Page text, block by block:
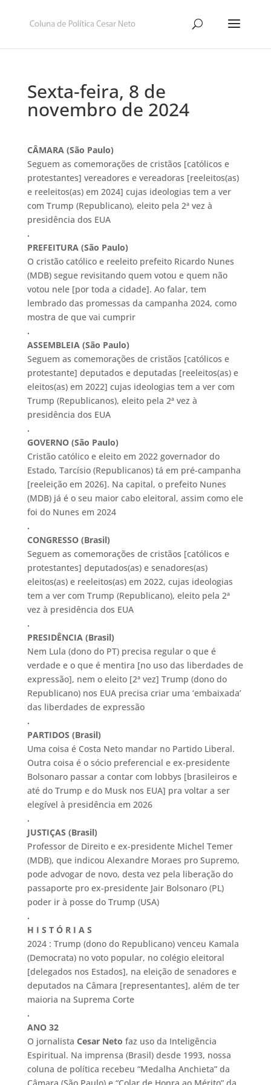
Sexta-feira, 8 de
novembro de 2024
CÂMARA (São Paulo)
Seguem as comemorações de cristãos [católicos e
protestantes] vereadores e vereadoras [reeleitos(as)
e reeleitos(as) em 2024] cujas ideologias tem a ver
com Trump (Republicano), eleito pela 2ª vez à
presidência dos EUA
.
PREFEITURA (São Paulo)
O cristão católico e reeleito prefeito Ricardo Nunes
(MDB) segue revisitando quem votou e quem não
votou nele [por toda a cidade]. Ao falar, tem
lembrado das promessas da campanha 2024, como
mostra de que vai cumprir
.
ASSEMBLEIA (São Paulo)
Seguem as comemorações de cristãos [católicos e
protestante] deputados e deputadas [reeleitos(as) e
eleitos(as) em 2022] cujas ideologias tem a ver com
Trump (Republicanos), eleito pela 2ª vez à
presidência dos EUA
.
GOVERNO (São Paulo)
Cristão católico e eleito em 2022 governador do
Estado, Tarcísio (Republicanos) tá em pré-campanha
[reeleição em 2026]. Na capital, o prefeito Nunes
(MDB) já é o seu maior cabo eleitoral, assim como ele
foi do Nunes em 2024
.
CONGRESSO (Brasil)
Seguem as comemorações de cristãos [católicos e
protestantes] deputados(as) e senadores(as)
eleitos(as) e reeleitos(as) em 2022, cujas ideologias
tem a ver com Trump (Republicano), eleito pela 2ª
vez à presidência dos EUA
.
PRESIDÊNCIA (Brasil)
Nem Lula (dono do PT) precisa regular o que é
verdade e o que é mentira [no uso das liberdades de
expressão], nem o eleito [2ª vez] Trump (dono do
Republicano) nos EUA precisa criar uma ‘embaixada’
das liberdades de expressão
.
PARTIDOS (Brasil)
Uma coisa é Costa Neto mandar no Partido Liberal.
Outra coisa é o sócio preferencial e ex-presidente
Bolsonaro passar a contar com lobbys [brasileiros e
até do Trump e do Musk nos EUA] pra voltar a ser
elegível à presidência em 2026
.
JUSTIÇAS (Brasil)
Professor de Direito e ex-presidente Michel Temer
(MDB), que indicou Alexandre Moraes pro Supremo,
pode advogar de novo, desta vez pela liberação do
passaporte pro ex-presidente Jair Bolsonaro (PL)
poder ir à posse do Trump (USA)
.
H I S T Ó R I A S
2024 : Trump (dono do Republicano) venceu Kamala
(Democrata) no voto popular, no colégio eleitoral
[delegados nos Estados], na eleição de senadores e
deputados na Câmara [representantes], além de ter
maioria na Suprema Corte
.
ANO 32
O jornalista Cesar Neto faz uso da Inteligência
Espiritual. Na imprensa (Brasil) desde 1993, nossa
coluna de política recebeu “Medalha Anchieta” da